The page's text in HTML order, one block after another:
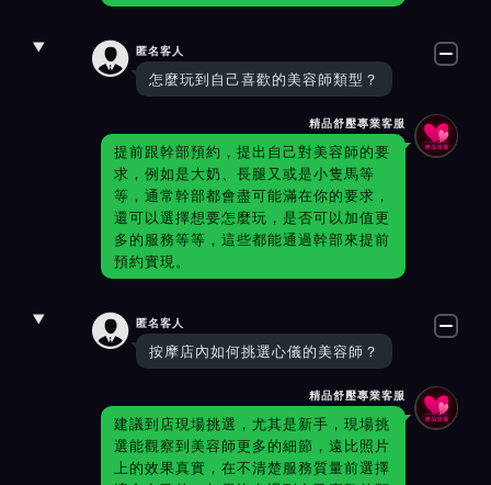
 匿名客人
怎麼玩到自己喜歡的美容師類型？
精品舒壓專業客服
提前跟幹部預約，提出自己對美容師的要
求，例如是大奶、長腿又或是小隻馬等
等，通常幹部都會盡可能滿在你的要求，
還可以選擇想要怎麼玩，是否可以加值更
多的服務等等，這些都能通過幹部來提前
預約實現。
 匿名客人
按摩店內如何挑選心儀的美容師？
精品舒壓專業客服
建議到店現場挑選，尤其是新手，現場挑
選能觀察到美容師更多的細節，遠比照片
上的效果真實，在不清楚服務質量前選擇